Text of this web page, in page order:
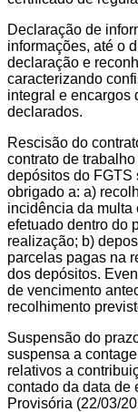
Declaração de
informações, até o
declaração e
caracterizando
integral e encargos
declarados.
Rescisão do
contrato de
depósitos do FGTS
obrigado a: a)
incidência da multa
efetuado dentro do
realização; b)
parcelas pagas na
dos depósitos.
de vencimento
recolhimento
Suspensão do
suspensa a
relativos a
contado da data de
Provisória (22/03/